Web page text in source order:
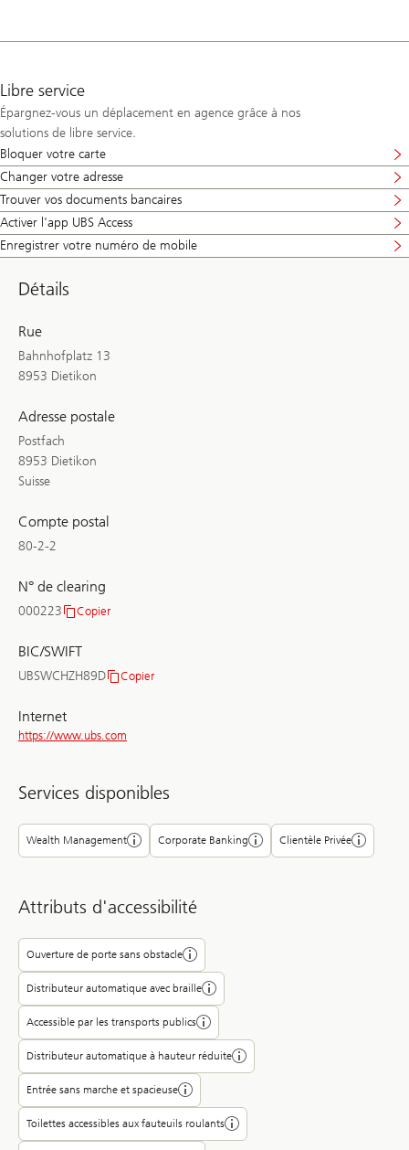
Libre service
Épargnez-vous un déplacement en agence grâce à nos
solutions de libre service.
Bloquer votre carte
Changer votre adresse
Trouver vos documents bancaires
Activer l'app UBS Access
Enregistrer votre numéro de mobile
Détails
Rue
Bahnhofplatz 13
8953 Dietikon
Adresse postale
Postfach
8953 Dietikon
Suisse
Compte postal
80-2-2
N° de clearing
000223
Copier
BIC/SWIFT
UBSWCHZH89D
Copier
Internet
https://www.ubs.com
Services disponibles
Wealth Management Corporate Banking Clientèle Privée
Attributs d'accessibilité
Ouverture de porte sans obstacle
Distributeur automatique avec braille
Accessible par les transports publics
Distributeur automatique à hauteur réduite
Entrée sans marche et spacieuse
Toilettes accessibles aux fauteuils roulants